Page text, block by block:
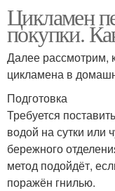
Цикламен
покупки.
Далее рассмотрим,
цикламена в
Подготовка
Требуется
водой на сутки или
бережного
метод подойдёт,
поражён гнилью.